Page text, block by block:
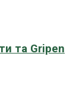
та Gripen